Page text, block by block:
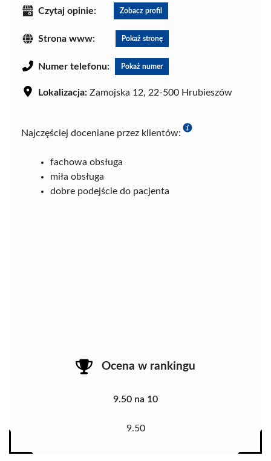
Czytaj opinie: Zobacz profil
Strona www: Pokaż stronę
Numer telefonu: Pokaż numer
Lokalizacja: Zamojska 12, 22-500 Hrubieszów
Najczęściej doceniane przez klientów:
fachowa obsługa
miła obsługa
dobre podejście do pacjenta
Ocena w rankingu
9.50 na 10
9.50